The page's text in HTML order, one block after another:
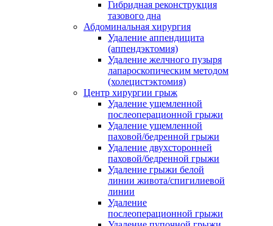
Гибридная реконструкция
тазового дна
Абдоминальная хирургия
Удаление аппендицита
(аппендэктомия)
Удаление желчного пузыря
лапароскопическим методом
(холецистэктомия)
Центр хирургии грыж
Удаление ущемленной
послеоперационной грыжи
Удаление ущемленной
паховой/бедренной грыжи
Удаление двухсторонней
паховой/бедренной грыжи
Удаление грыжи белой
линии живота/спигилиевой
линии
Удаление
послеоперационной грыжи